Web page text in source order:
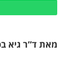
מאת ד”ר גיא